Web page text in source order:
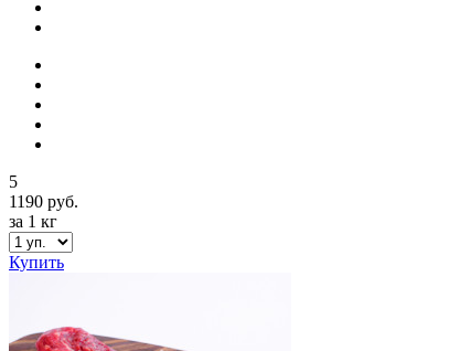
5
1190 руб.
за 1 кг
Купить